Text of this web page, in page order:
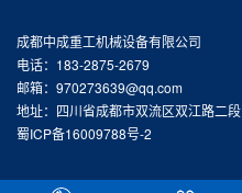
成都中成重工机械设备有限公司
电话：183-2875-2679
邮箱：970273639@qq.com
地址：四川省成都市双流区双江路二段
蜀ICP备16009788号-2